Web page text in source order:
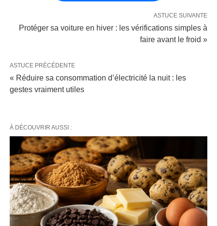
ASTUCE SUIVANTE
Protéger sa voiture en hiver : les vérifications simples à
faire avant le froid »
ASTUCE PRÉCÉDENTE
« Réduire sa consommation d’électricité la nuit : les
gestes vraiment utiles
À DÉCOUVRIR AUSSI :